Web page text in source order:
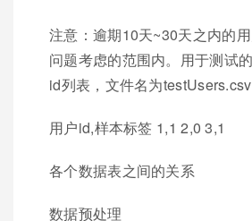
注意：逾期10天~30天之内的
问题考虑的范围内。用于测试
id列表，文件名为testUsers.csv
用户id,样本标签 1,1 2,0 3,1
各个数据表之间的关系
数据预处理